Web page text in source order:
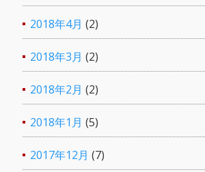
2018年4月 (2)
2018年3月 (2)
2018年2月 (2)
2018年1月 (5)
2017年12月 (7)